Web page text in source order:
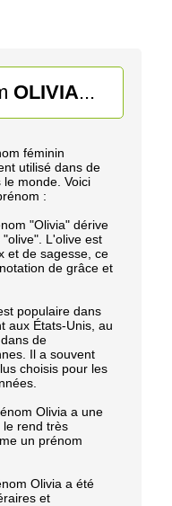
OLIVIA...
féminin
utilisé dans de
monde. Voici
:
"Olivia" dérive
L'olive est
et de sagesse, ce
de grâce et
populaire dans
aux États-Unis, au
de
Il a souvent
choisis pour les
Olivia a une
rend très
un prénom
Olivia a été
et